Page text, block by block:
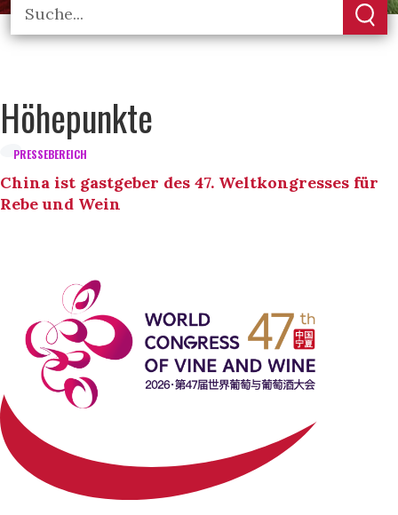
Höhepunkte
PRESSEBEREICH
China ist gastgeber des 47. Weltkongresses für
Rebe und Wein